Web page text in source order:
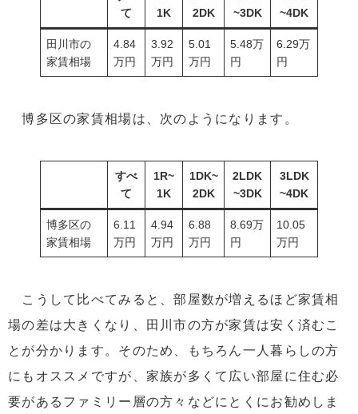
て
1K
2DK
~3DK
~4DK
田川市の
家賃相場
4.84
万円
3.92
万円
5.01
万円
5.48万
円
6.29万
円
博多区の家賃相場は、次のようになります。
すべ
て
1R~
1K
1DK~
2DK
2LDK
~3DK
3LDK
~4DK
博多区の
家賃相場
6.11
万円
4.94
万円
6.88
万円
8.69万
円
10.05
万円
こうして比べてみると、部屋数が増えるほど家賃相
場の差は大きくなり、田川市の方が家賃は安く済むこ
とが分かります。そのため、もちろん一人暮らしの方
にもオススメですが、家族が多くて広い部屋に住む必
要があるファミリー層の方々などにとくにお勧めしま